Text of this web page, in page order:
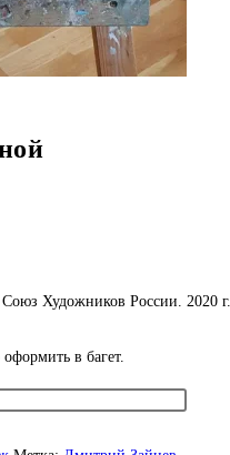
Художников России. 2020 г.
в багет.